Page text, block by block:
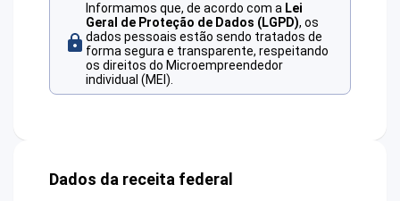
Informamos que, de acordo com a Lei
Geral de Proteção de Dados (LGPD), os
dados pessoais estão sendo tratados de
forma segura e transparente, respeitando
os direitos do Microempreendedor
individual (MEI).
Dados da receita federal